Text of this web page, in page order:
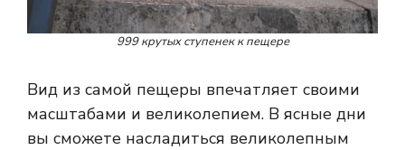
999 крутых ступенек к пещере
Вид из самой пещеры впечатляет своими
масштабами и великолепием. В ясные дни
вы сможете насладиться великолепным